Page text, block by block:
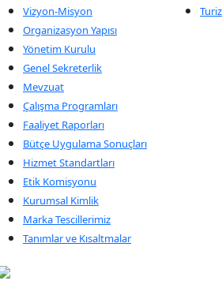
Vizyon-Misyon
Organizasyon Yapısı
Yönetim Kurulu
Genel Sekreterlik
Mevzuat
Çalışma Programları
Faaliyet Raporları
Bütçe Uygulama Sonuçları
Hizmet Standartları
Etik Komisyonu
Kurumsal Kimlik
Marka Tescillerimiz
Tanımlar ve Kısaltmalar